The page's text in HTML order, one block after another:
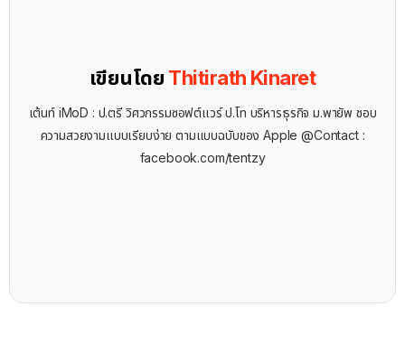
เขียนโดย Thitirath Kinaret
เต้นท์ iMoD : ป.ตรี วิศวกรรมซอฟต์แวร์ ป.โท บริหารธุรกิจ ม.พายัพ ชอบ
ความสวยงามแบบเรียบง่าย ตามแบบฉบับของ Apple @Contact :
facebook.com/tentzy